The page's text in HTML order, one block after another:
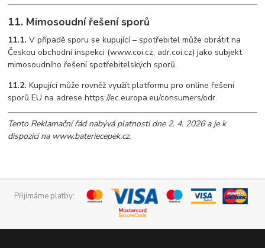
11. Mimosoudní řešení sporů
11.1. V případě sporu se kupující – spotřebitel může obrátit na
Českou obchodní inspekci (www.coi.cz, adr.coi.cz) jako subjekt
mimosoudního řešení spotřebitelských sporů.
11.2. Kupující může rovněž využít platformu pro online řešení
sporů EU na adrese https://ec.europa.eu/consumers/odr.
Tento Reklamační řád nabývá platnosti dne 2. 4. 2026 a je k
dispozici na www.bateriecepek.cz.
Přijímáme platby: